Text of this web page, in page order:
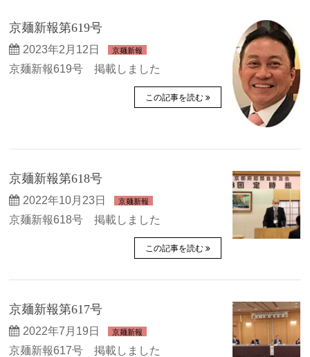
京麺新報第619号
2023年2月12日 京麺新報
京麺新報619号 掲載しました
この記事を読む
京麺新報第618号
2022年10月23日 京麺新報
京麺新報618号 掲載しました
この記事を読む
京麺新報第617号
2022年7月19日 京麺新報
京麺新報617号 掲載しました